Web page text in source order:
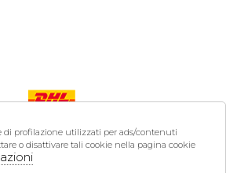
Pagamenti
di profilazione utilizzati per ads/contenuti
o disattivare tali cookie nella pagina cookie